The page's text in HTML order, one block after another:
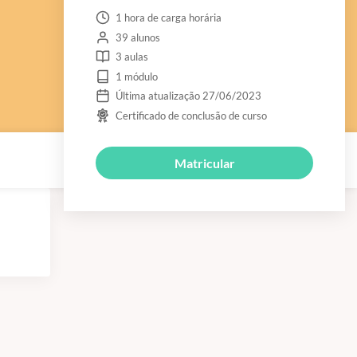
1 hora de carga horária
39 alunos
3 aulas
1 módulo
Última atualização 27/06/2023
Certificado de conclusão de curso
Matricular